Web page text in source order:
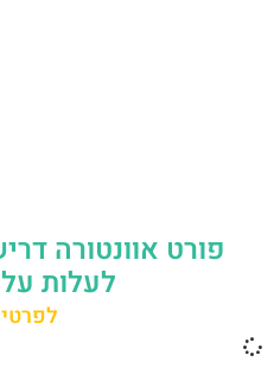
פורט אוונטורה
לעלות